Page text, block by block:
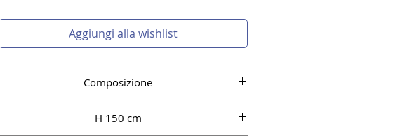
Aggiungi alla wishlist
Composizione
H 150 cm